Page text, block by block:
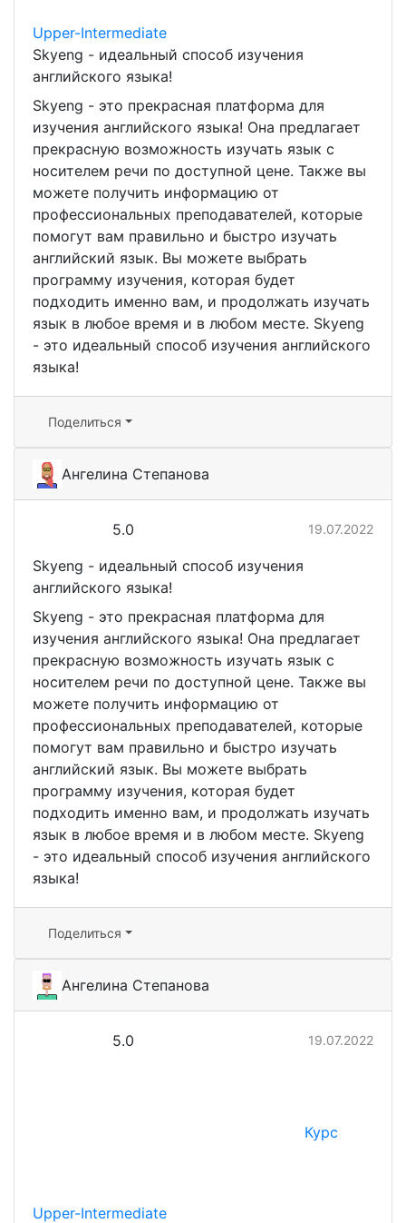
Upper-Intermediate
Skyeng - идеальный способ изучения
английского языка!
Skyeng - это прекрасная платформа для
изучения английского языка! Она предлагает
прекрасную возможность изучать язык с
носителем речи по доступной цене. Также вы
можете получить информацию от
профессиональных преподавателей, которые
помогут вам правильно и быстро изучать
английский язык. Вы можете выбрать
программу изучения, которая будет
подходить именно вам, и продолжать изучать
язык в любое время и в любом месте. Skyeng
- это идеальный способ изучения английского
языка!
Поделиться
Ангелина Степанова
5.0 19.07.2022
Skyeng - идеальный способ изучения
английского языка!
Skyeng - это прекрасная платформа для
изучения английского языка! Она предлагает
прекрасную возможность изучать язык с
носителем речи по доступной цене. Также вы
можете получить информацию от
профессиональных преподавателей, которые
помогут вам правильно и быстро изучать
английский язык. Вы можете выбрать
программу изучения, которая будет
подходить именно вам, и продолжать изучать
язык в любое время и в любом месте. Skyeng
- это идеальный способ изучения английского
языка!
Поделиться
Ангелина Степанова
5.0 19.07.2022
Курс
Upper-Intermediate